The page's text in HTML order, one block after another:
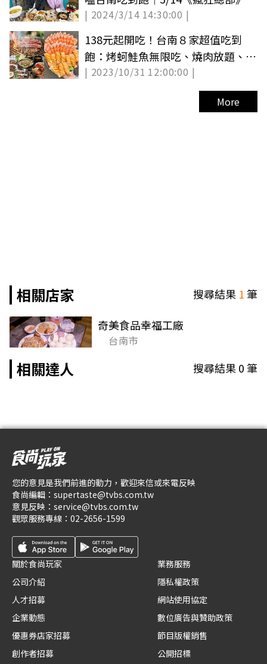
家資訊
| 2024/3/14 14:30:00 |
138元起開吃！台南８家超值吃到
飽：烤蚵鮭魚無限吃、燒肉放題、老
牌素食百匯
| 2023/10/31 12:00:00 |
More
相關店家 搜尋結果 1筆
奇美食品幸福工廠
台南市
相關達人 搜尋結果0筆
您的意見是我們前進的動力，歡迎來信或來電反映
食尚編輯： supertaste@tvbs.com.tw
意見反映： service@tvbs.com.tw
觀眾服務專線： 02-2656-1599
關於食尚玩家
公司介紹
人才招募
企業動態
優惠券店家招募
創作者招募
業務服務
隱私權政策
網站使用協定
數位廣告與贊助政策
節目版權銷售
公開招標